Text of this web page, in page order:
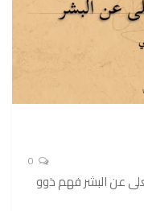
عن البشر فهم ذوو